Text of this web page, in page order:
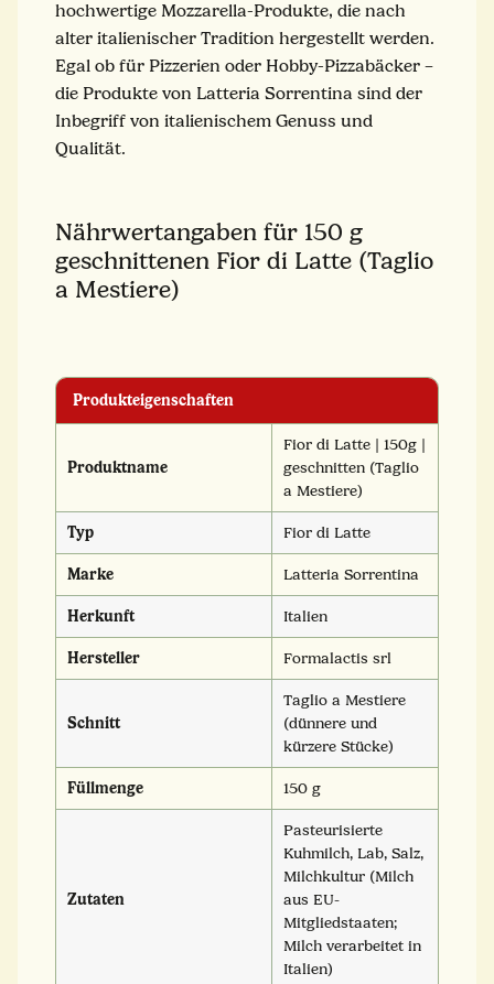
hochwertige Mozzarella-Produkte, die nach
alter italienischer Tradition hergestellt werden.
Egal ob für Pizzerien oder Hobby-Pizzabäcker –
die Produkte von Latteria Sorrentina sind der
Inbegriff von italienischem Genuss und
Qualität.
Nährwertangaben für 150 g
geschnittenen Fior di Latte (Taglio
a Mestiere)
Produkteigenschaften
Produktname
Fior di Latte | 150g |
geschnitten (Taglio
a Mestiere)
Typ Fior di Latte
Marke Latteria Sorrentina
Herkunft Italien
Hersteller Formalactis srl
Schnitt
Taglio a Mestiere
(dünnere und
kürzere Stücke)
Füllmenge 150 g
Zutaten
Pasteurisierte
Kuhmilch, Lab, Salz,
Milchkultur (Milch
aus EU-
Mitgliedstaaten;
Milch verarbeitet in
Italien)